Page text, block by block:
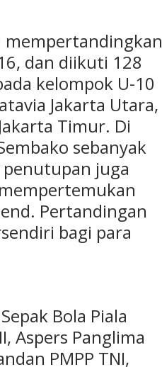
mempertandingkan
dan diikuti 128
kelompok U-10
Jakarta Utara,
Timur. Di
sebanyak
juga
Pertandingan
bagi para
Bola Piala
Aspers Panglima
PMPP TNI,